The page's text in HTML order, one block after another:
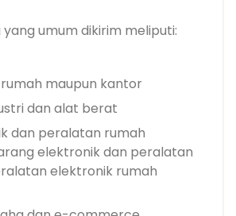
umum dikirim meliputi:
maupun kantor
dan alat berat
dan peralatan rumah
elektronik dan peralatan
elektronik rumah